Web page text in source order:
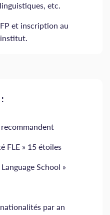
etc.
et inscription au
FLE » 15 étoiles
School »
par an